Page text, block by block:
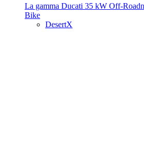
La gamma Ducati 35 kW Off-Road
Bike
DesertX